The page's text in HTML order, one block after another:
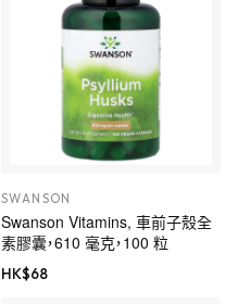
SWANSON
Swanson Vitamins, 車前子殼全
素膠囊，610 毫克，100 粒
HK$68